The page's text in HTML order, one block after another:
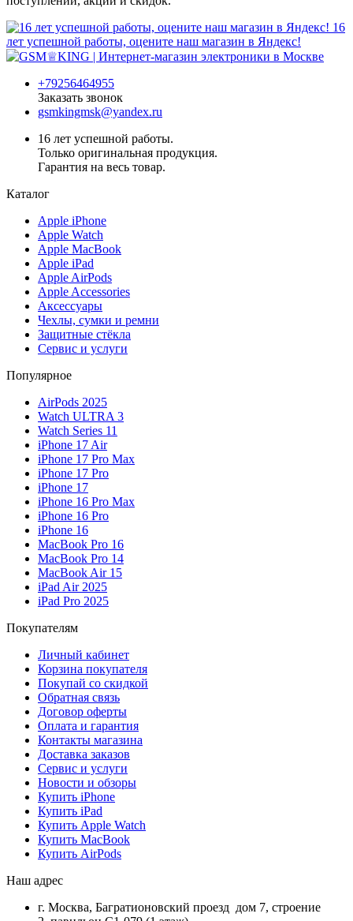
16
лет успешной работы, оцените наш магазин в Яндекс!
+79256464955
Заказать звонок
gsmkingmsk@yandex.ru
16 лет успешной работы.
Только оригинальная продукция.
Гарантия на весь товар.
Каталог
Apple iPhone
Apple Watch
Apple MacBook
Apple iPad
Apple AirPods
Apple Accessories
Аксессуары
Чехлы, сумки и ремни
Защитные стёкла
Сервис и услуги
Популярное
AirPods 2025
Watch ULTRA 3
Watch Series 11
iPhone 17 Air
iPhone 17 Pro Max
iPhone 17 Pro
iPhone 17
iPhone 16 Pro Max
iPhone 16 Pro
iPhone 16
MacBook Pro 16
MacBook Pro 14
MacBook Air 15
iPad Air 2025
iPad Pro 2025
Покупателям
Личный кабинет
Корзина покупателя
Покупай со скидкой
Обратная связь
Договор оферты
Оплата и гарантия
Контакты магазина
Доставка заказов
Сервис и услуги
Новости и обзоры
Купить iPhone
Купить iPad
Купить Apple Watch
Купить MacBook
Купить AirPods
Наш адрес
г. Москва, Багратионовский проезд дом 7, строение